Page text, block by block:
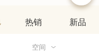
热销 新品
空间